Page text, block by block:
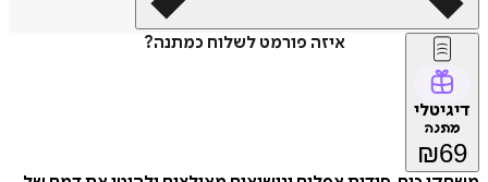
איזה פורמט לשלוח כמתנה?
דיגיטלי
מתנה
₪69